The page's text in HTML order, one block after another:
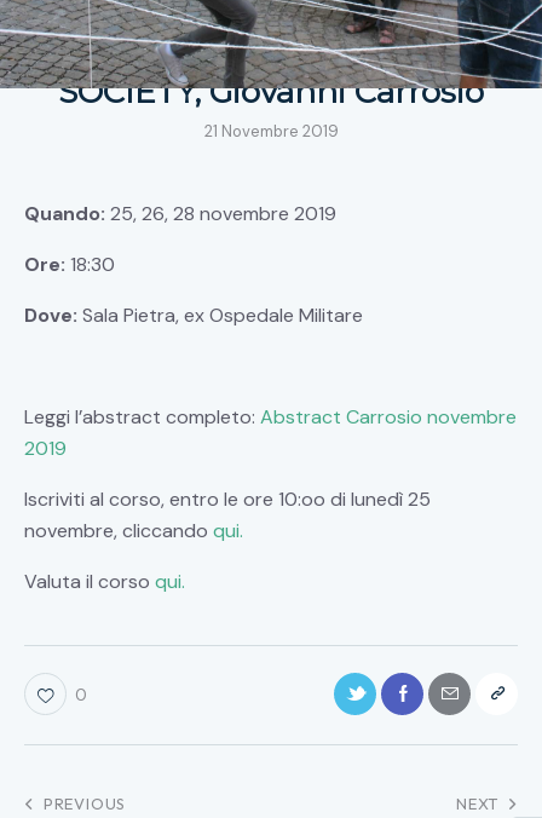
Corso breve: PROBLEMI E
SFIDE DELLA NETWORK
SOCIETY, Giovanni Carrosio
21 Novembre 2019
Quando: 25, 26, 28 novembre 2019
Ore: 18:30
Dove: Sala Pietra, ex Ospedale Militare
Leggi l’abstract completo: Abstract Carrosio novembre
2019
Iscriviti al corso, entro le ore 10:oo di lunedì 25
novembre, cliccando qui.
Valuta il corso qui.
0
PREVIOUS NEXT